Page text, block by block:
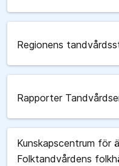
Regionens
Rapporter
Kunskapscentrum för
Folktandvårdens